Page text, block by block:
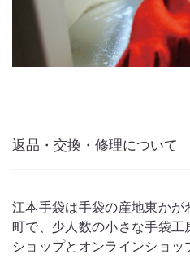
返品・交換・修理について
江本手袋は手袋の産地東かが
町で、少人数の小さな手袋工
ショップとオンラインショッ